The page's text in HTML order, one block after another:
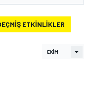
ETKINLIKLER